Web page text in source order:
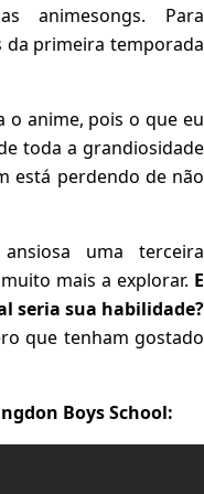
animesongs. Para
da primeira temporada
o anime, pois o que eu
toda a grandiosidade
está perdendo de não
uma terceira
mais a explorar. E
seria sua habilidade?
que tenham gostado
Boys School: